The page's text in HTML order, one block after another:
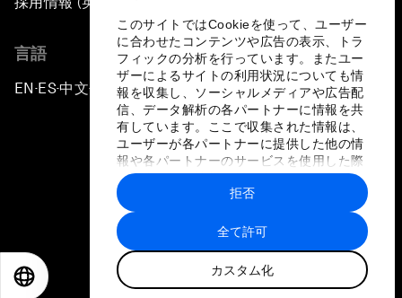
このサイトではCookieを使って、ユーザー
に合わせたコンテンツや広告の表示、トラ
フィックの分析を行っています。またユー
ザーによるサイトの利用状況についても情
報を収集し、ソーシャルメディアや広告配
信、データ解析の各パートナーに情報を共
有しています。ここで収集された情報は、
ユーザーが各パートナーに提供した他の情
報や各パートナーのサービスを使用した際
に収集された情報と組み合わされ、各パー
トナーによって使用されることがありま
す。
全て許可
カスタム化
拒否
言語
EN ▪ES▪中文▪ 日本語
プライバシーポリシーと利用規約
サイトマップ
©
世界経済フォーラム